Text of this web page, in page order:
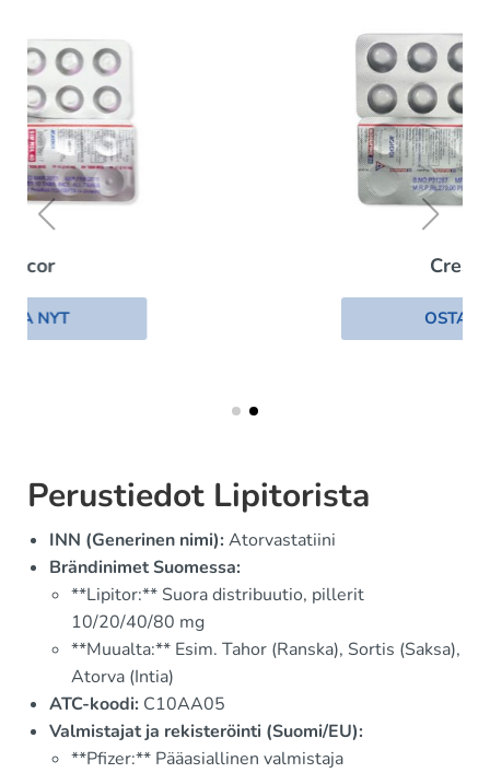
Perustiedot Lipitorista
INN (Generinen nimi):Atorvastatiini
Brändinimet Suomessa:
**Lipitor:** Suora distribuutio, pillerit
10/20/40/80 mg
**Muualta:** Esim. Tahor (Ranska), Sortis (Saksa),
Atorva (Intia)
ATC-koodi: C10AA05
Valmistajat ja rekisteröinti (Suomi/EU):
**Pfizer:** Pääasiallinen valmistaja